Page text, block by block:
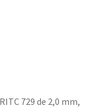
729 de 2,0 mm,